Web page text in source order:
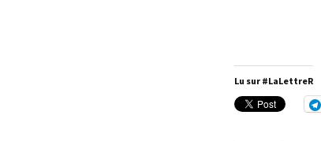
Lu sur #LaLettreR